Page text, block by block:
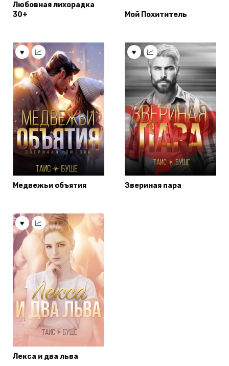
Любовная лихорадка
30+
Мой Похититель
Медвежьи объятия Звериная пара
Лекса и два льва